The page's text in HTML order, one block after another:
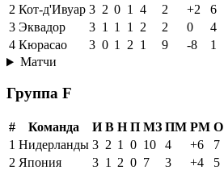
2 Кот-д'Ивуар 3 2 0 1 4 2 +2
6
3 Эквадор 3 1 1 1 2 2 0
4
4 Кюрасао 3 0 1 2 1 9 -8
1
Матчи
Группа F
# Команда И В Н П МЗ ПМ РМ О
1 Нидерланды 3 2 1 0 10 4 +6
7
2 Япония 3 1 2 0 7 3 +4
5